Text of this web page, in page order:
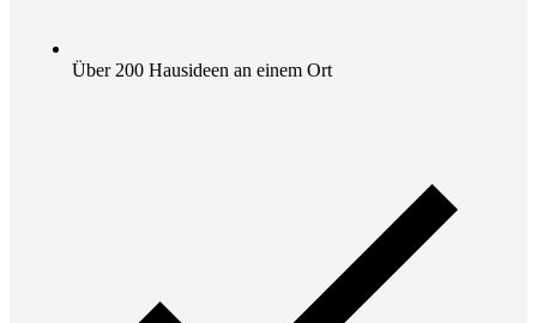
Über 200 Hausideen an einem Ort